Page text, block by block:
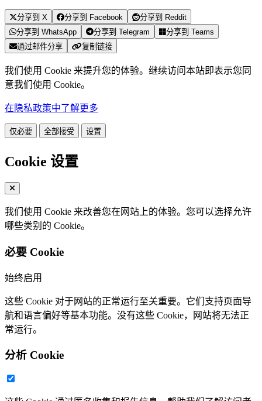
分享到 X 分享到 Facebook
分享到 Reddit
分享到 WhatsApp
分享到 Telegram
分享到 Teams
通过邮件分享
复制链接
我们使用 Cookie 来提升您的体验。继续访问本站即表示您同
意我们使用 Cookie。
在隐私政策中了解更多
仅必要 全部接受 设置
Cookie 设置
我们使用 Cookie 来改善您在网站上的体验。您可以选择允许
哪些类别的 Cookie。
必要 Cookie
始终启用
这些 Cookie 对于网站的正常运行至关重要。它们支持页面导
航和语言偏好等基本功能。没有这些 Cookie，网站将无法正
常运行。
分析 Cookie